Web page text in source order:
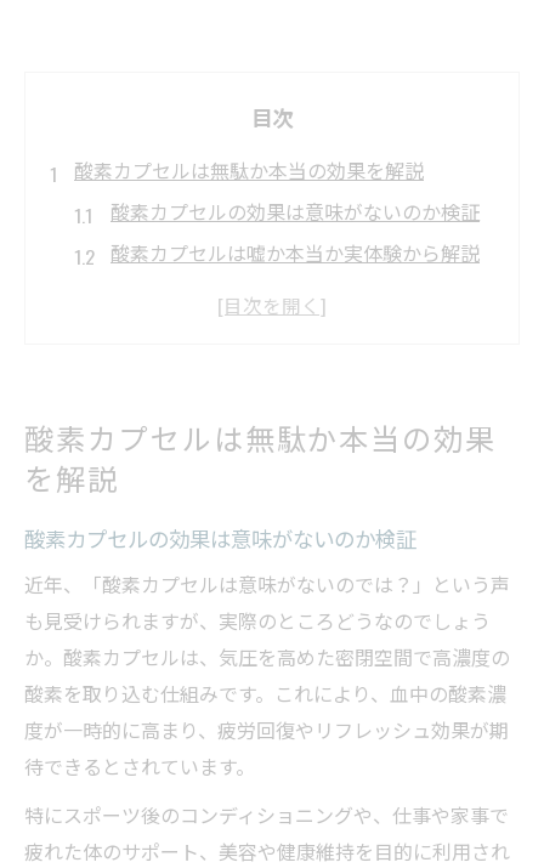
目次
酸素カプセルは無駄か本当の効果を解説
酸素カプセルの効果は意味がないのか検証
酸素カプセルは嘘か本当か実体験から解説
ダイエットや疲労回復に酸素カプセルは有
酸素カプセルで老化や寿命が縮む噂の真実
安心して酸素カプセルを使う注意点
酸素カプセルを安全に使うための基本ルー
ル
酸素カプセル利用時の体調確認と耳抜き対
策
酸素カプセル利用前の水分補給と注意事項
酸素カプセルで事故や副作用を防ぐために
酸素カプセル利用後の過ごし方とリスク管
理
酸素カプセルの安全性や副作用の真実
酸素カプセルは無駄か本当の効果
を解説
酸素カプセルの効果は意味がないのか検証
近年、「酸素カプセルは意味がないのでは？」という声
も見受けられますが、実際のところどうなのでしょう
か。酸素カプセルは、気圧を高めた密閉空間で高濃度の
酸素を取り込む仕組みです。これにより、血中の酸素濃
度が一時的に高まり、疲労回復やリフレッシュ効果が期
待できるとされています。
特にスポーツ後のコンディショニングや、仕事や家事で
疲れた体のサポート、美容や健康維持を目的に利用され